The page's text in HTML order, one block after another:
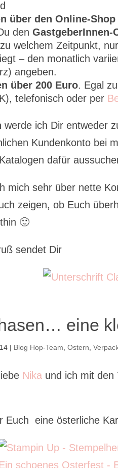
über den Online-
denGastgeberInnen-
welchem Zeitpunkt,
– den monatlich
angeben.
über 200 Euro. Egal
telefonisch oder per
werde ich Dir entweder
Kundenkonto bei
dafür
mich sehr über nette
zeigen, ob Euch
🙂
sendet Dir
eine
| Blog Hop-Team ,Ostern ,
Nika und ich mit den
Euch eine österliche